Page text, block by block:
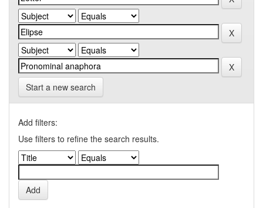
Start a new search
Add filters:
Use filters to refine the search results.